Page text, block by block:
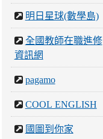
明日星球(數學島)
全國教師在職進修
資訊網
pagamo
COOL ENGLISH
國圖到你家